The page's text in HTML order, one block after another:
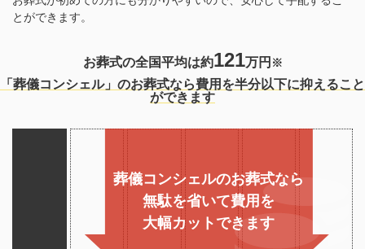
葬儀の流れ
コロナ
運営会社
サイトマップ
とができます。
お葬式の全国平均は約121万円 ※
「葬儀コンシェル」のお葬式なら費用を半分以下に抑えること
ができます
葬儀コンシェルのお葬式なら
無駄を省いて費用を
大幅カットできます